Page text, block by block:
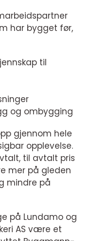
har bygget før,
til
og ombygging
gjennom hele
opplevelse.
til avtalt pris
mer på gleden
mindre på
på Lundamo og
AS være et